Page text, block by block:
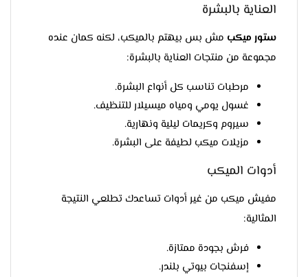
العناية بالبشرة
ستور ميكب مش بس بيهتم بالميكب، لكنه كمان عنده
مجموعة من منتجات العناية بالبشرة:
مرطبات تناسب كل أنواع البشرة.
غسول يومي ومياه ميسيلار للتنظيف.
سيروم وكريمات ليلية ونهارية.
مزيلات ميكب لطيفة على البشرة.
أدوات الميكب
مفيش ميكب من غير أدوات تساعدك تطلعي النتيجة
المثالية:
فرش بجودة ممتازة.
إسفنجات بيوتي بلندر.